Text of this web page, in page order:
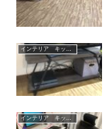
インテリア キッチン用品
インテリア キッチン用品